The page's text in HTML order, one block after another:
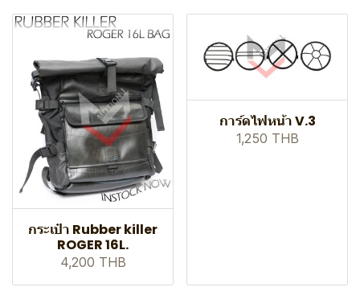
กระเป๋า Rubber killer
ROGER 16L.
4,200 THB
การ์ดไฟหน้า V.3
1,250 THB